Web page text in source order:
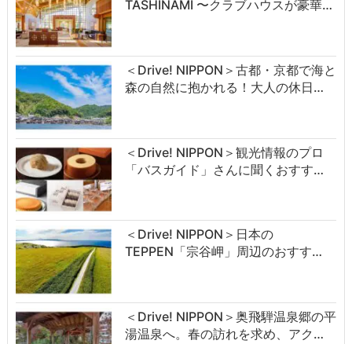
TASHINAMI 〜クラブハウスが豪華…
＜Drive! NIPPON＞古都・京都で海と
森の自然に抱かれる！大人の休日…
＜Drive! NIPPON＞観光情報のプロ
「バスガイド」さんに聞くおすす…
＜Drive! NIPPON＞日本の
TEPPEN「宗谷岬」周辺のおすす…
＜Drive! NIPPON＞奥飛騨温泉郷の平
湯温泉へ。春の訪れを求め、アク…